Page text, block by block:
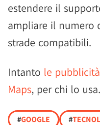
estendere il
ampliare il numero
strade compatibili.
Intanto le
Maps, per chi lo usa.
#GOOGLE #